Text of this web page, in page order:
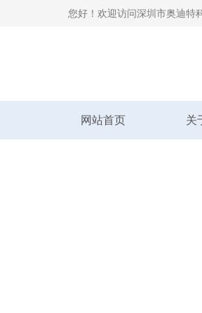
您好！欢迎访问深圳市奥迪特
网站首页 关